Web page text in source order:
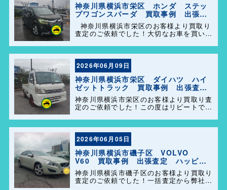
神奈川県横浜市栄区 ホンダ ステッ
プワゴンスパーダ 買取事例 出張査
定 ハッピーカーズ港南店！
神奈川県横浜市栄区のお客様より買取り
査定のご依頼でした！大切なお車を買い取
も弊社の事をよろしくお願いします＼
(^o^)／
2026年06月09日
神奈川県横浜市栄区 ダイハツ ハイ
ゼットトラック 買取事例 出張査
定 ハッピーカーズ港南店！
神奈川県横浜市栄区のお客様より買取り査
定のご依頼でした！この度はリピートでの
のお車を迅速かつ丁寧に対応させていただ
きました。 今後ともよろしくお願いしま
す＼(^o^)／
2026年06月05日
神奈川県横浜市磯子区 VOLVO
V60 買取事例 出張査定 ハッピー
カーズ港南店！
神奈川県横浜市磯子区のお客様より買取り
査定のご依頼でした！一括査定から弊社を